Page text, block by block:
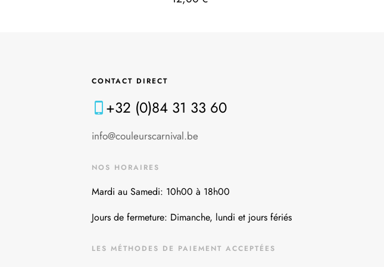
CONTACT DIRECT
+32 (0)84 31 33 60
info@couleurscarnival.be
NOS HORAIRES
Mardi au Samedi: 10h00 à 18h00
Jours de fermeture: Dimanche, lundi et jours fériés
LES MÉTHODES DE PAIEMENT ACCEPTÉES